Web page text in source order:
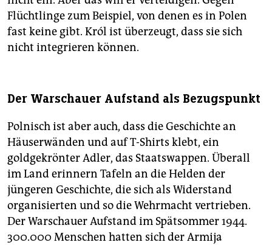
Flüchtlinge zum Beispiel, von denen es in Polen
fast keine gibt. Król ist überzeugt, dass sie sich
nicht integrieren können.
Der Warschauer Aufstand als Bezugspunkt
Polnisch ist aber auch, dass die Geschichte an
Häuserwänden und auf T-Shirts klebt, ein
goldgekrönter Adler, das Staatswappen. Überall
im Land erinnern Tafeln an die Helden der
jüngeren Geschichte, die sich als Widerstand
organisierten und so die Wehrmacht vertrieben.
Der Warschauer Aufstand im Spätsommer 1944.
300.000 Menschen hatten sich der Armija